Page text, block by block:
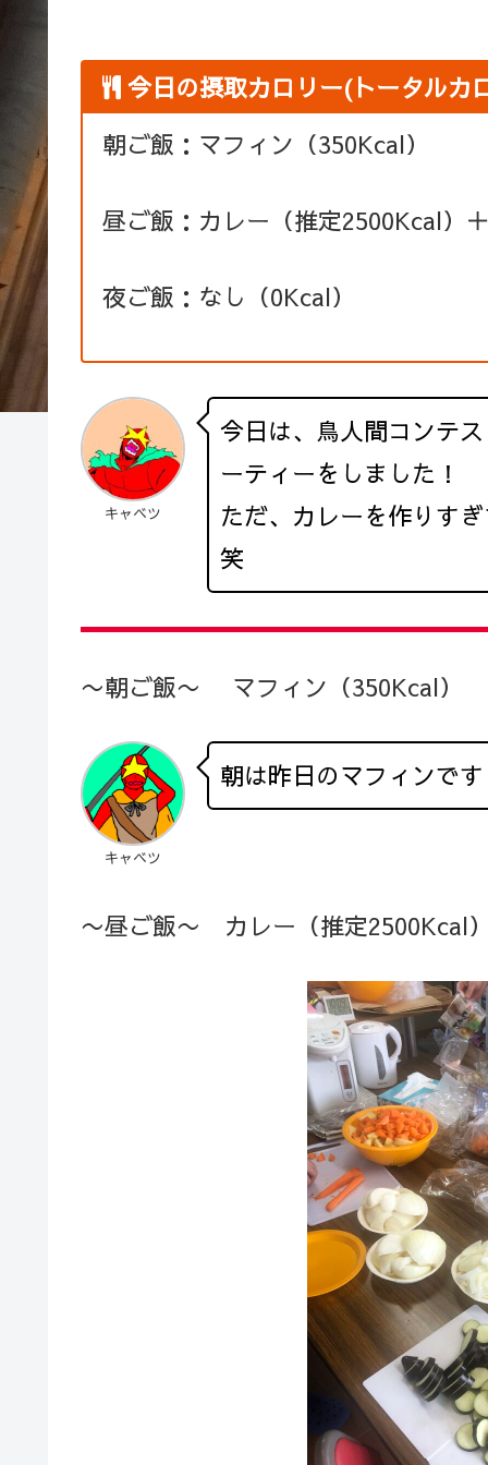
今日の摂取カロリー(トータルカ
朝ご飯：マフィン（350Kcal）
昼ご飯：カレー（推定2500Kcal）
夜ご飯：なし（0Kcal）
キャベツ
今日は、鳥人間コンテ
ーティーをしました！
ただ、カレーを作りす
笑
〜朝ご飯〜 マフィン（350Kcal）
キャベツ
朝は昨日のマフィンで
〜昼ご飯〜 カレー（推定2500Kcal